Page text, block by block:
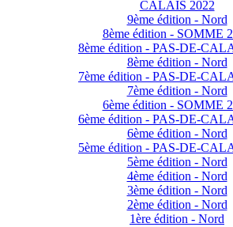
CALAIS 2022
9ème édition - Nord
8ème édition - SOMME
8ème édition - PAS-DE-
8ème édition - Nord
7ème édition - PAS-DE-
7ème édition - Nord
6ème édition - SOMME
6ème édition - PAS-DE-
6ème édition - Nord
5ème édition - PAS-DE-
5ème édition - Nord
4ème édition - Nord
3ème édition - Nord
2ème édition - Nord
1ère édition - Nord